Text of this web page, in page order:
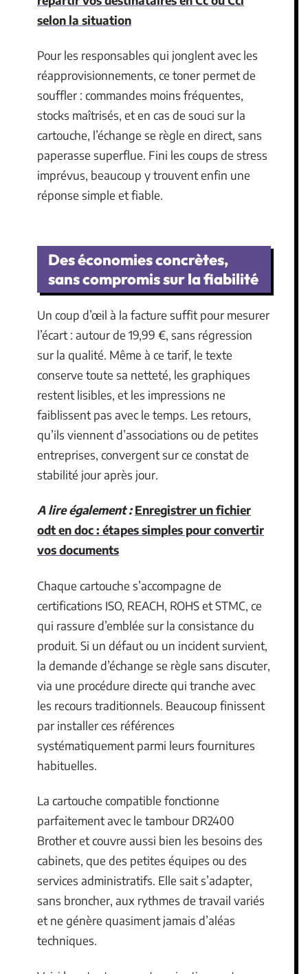
selon la situation
Pour les responsables qui jonglent avec les
réapprovisionnements, ce toner permet de
souffler : commandes moins fréquentes,
stocks maîtrisés, et en cas de souci sur la
cartouche, l’échange se règle en direct, sans
paperasse superflue. Fini les coups de stress
imprévus, beaucoup y trouvent enfin une
réponse simple et fiable.
Des économies concrètes,
sans compromis sur la fiabilité
Un coup d’œil à la facture suffit pour mesurer
l’écart : autour de 19,99 €, sans régression
sur la qualité. Même à ce tarif, le texte
conserve toute sa netteté, les graphiques
restent lisibles, et les impressions ne
faiblissent pas avec le temps. Les retours,
qu’ils viennent d’associations ou de petites
entreprises, convergent sur ce constat de
stabilité jour après jour.
A lire également : Enregistrer un fichier
odt en doc : étapes simples pour convertir
vos documents
Chaque cartouche s’accompagne de
certifications ISO, REACH, ROHS et STMC, ce
qui rassure d’emblée sur la consistance du
produit. Si un défaut ou un incident survient,
la demande d’échange se règle sans discuter,
via une procédure directe qui tranche avec
les recours traditionnels. Beaucoup finissent
par installer ces références
systématiquement parmi leurs fournitures
habituelles.
La cartouche compatible fonctionne
parfaitement avec le tambour DR2400
Brother et couvre aussi bien les besoins des
cabinets, que des petites équipes ou des
services administratifs. Elle sait s’adapter,
sans broncher, aux rythmes de travail variés
et ne génère quasiment jamais d’aléas
techniques.